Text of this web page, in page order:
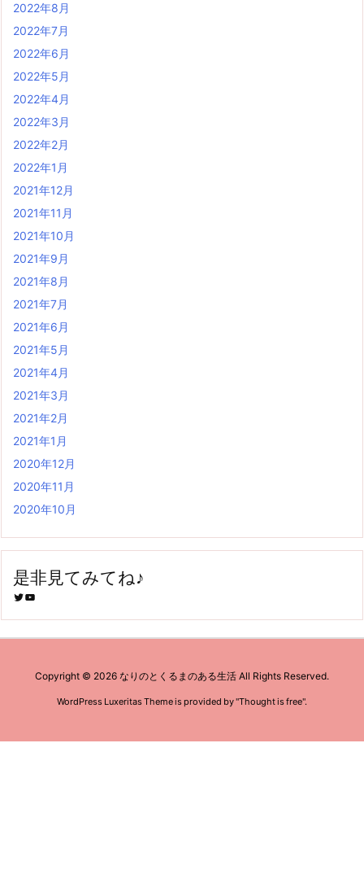
2022年8月
2022年7月
2022年6月
2022年5月
2022年4月
2022年3月
2022年2月
2022年1月
2021年12月
2021年11月
2021年10月
2021年9月
2021年8月
2021年7月
2021年6月
2021年5月
2021年4月
2021年3月
2021年2月
2021年1月
2020年12月
2020年11月
2020年10月
是非見てみてね♪
Twitter YouTube
Copyright © 2026 なりのとくるまのある生活 All Rights Reserved.
WordPress Luxeritas Theme is provided by "Thought is free".